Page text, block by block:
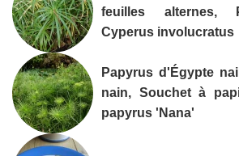
feuilles alternes,
Cyperus involucratus
Papyrus d'Égypte
nain, Souchet à
papyrus 'Nana'